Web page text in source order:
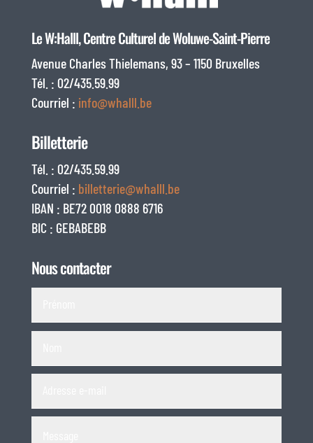
Le W:Halll, Centre Culturel de Woluwe-Saint-Pierre
Avenue Charles Thielemans, 93 – 1150 Bruxelles
Tél. : 02/435.59.99
Courriel : info@whalll.be
Billetterie
Tél. : 02/435.59.99
Courriel : billetterie@whalll.be
IBAN : BE72 0018 0888 6716
BIC : GEBABEBB
Nous contacter